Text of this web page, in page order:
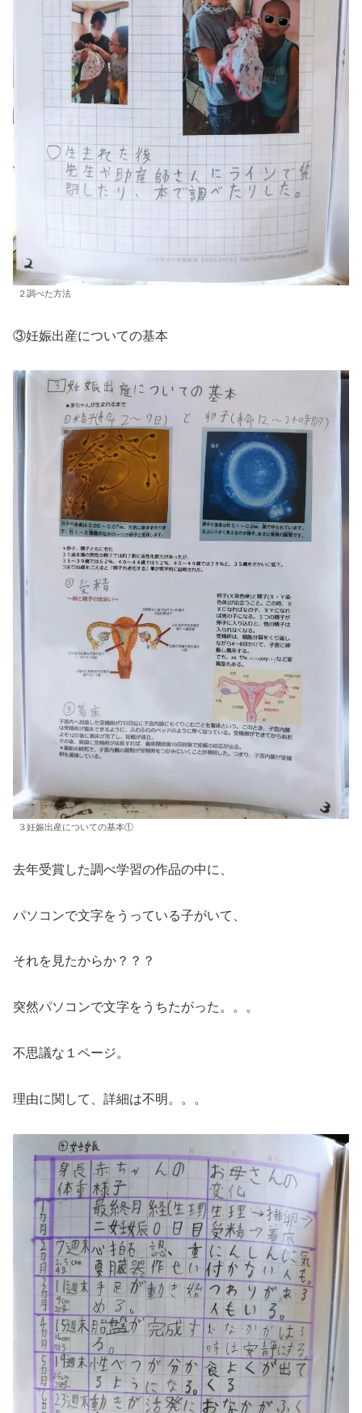
２調べた方法
③妊娠出産についての基本
３妊娠出産についての基本①
去年受賞した調べ学習の作品の中に、
パソコンで文字をうっている子がいて、
それを見たからか？？？
突然パソコンで文字をうちたがった。。。
不思議な１ページ。
理由に関して、詳細は不明。。。